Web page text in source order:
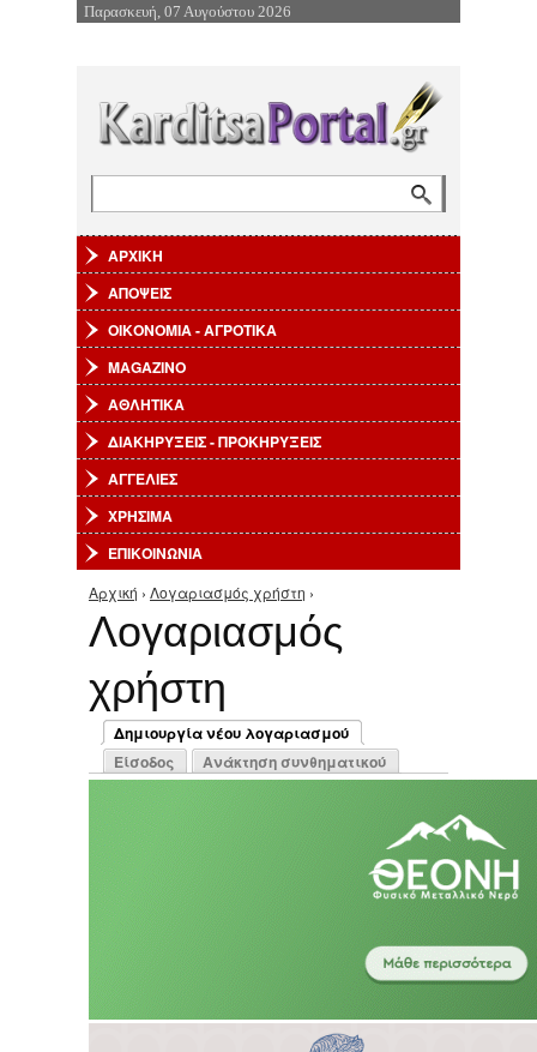
Επιστροφή στην Πλοήγηση
Παρασκευή, 07 Αυγούστου 2026
ΑΡΧΙΚΗ
ΑΠΟΨΕΙΣ
ΟΙΚΟΝΟΜΙΑ - ΑΓΡΟΤΙΚΑ
MAGAZINO
ΑΘΛΗΤΙΚΑ
ΔΙΑΚΗΡΥΞΕΙΣ - ΠΡΟΚΗΡΥΞΕΙΣ
ΑΓΓΕΛΙΕΣ
ΧΡΗΣΙΜΑ
ΕΠΙΚΟΙΝΩΝΙΑ
Είστε εδώ
Αρχική › Λογαριασμός χρήστη ›
Λογαριασμός
χρήστη
Πρωτεύουσες καρτέλες
Δημιουργία νέου λογαριασμού
(ενεργή καρτέλα)
Είσοδος Ανάκτηση συνθηματικού